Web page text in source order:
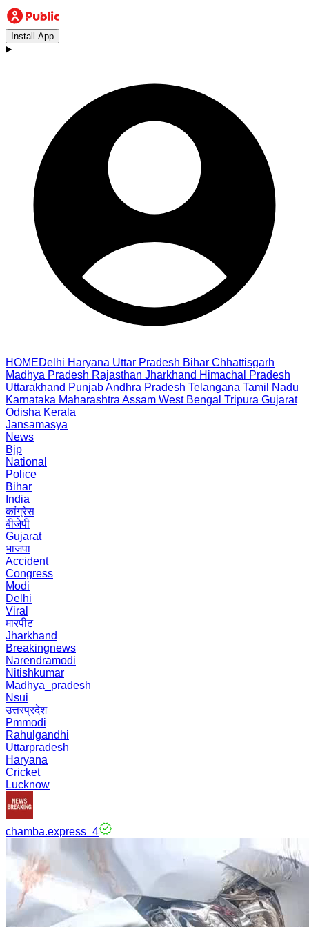
Install App
HOMEDelhi Haryana Uttar Pradesh Bihar Chhattisgarh
Madhya Pradesh Rajasthan Jharkhand Himachal Pradesh
Uttarakhand PunjabAndhra Pradesh Telangana Tamil Nadu
Karnataka Maharashtra Assam West Bengal Tripura Gujarat
Odisha Kerala
Jansamasya
News
Bjp
National
Police
Bihar
India
कांग्रेस
बीजेपी
Gujarat
भाजपा
Accident
Congress
Modi
Delhi
Viral
मारपीट
Jharkhand
Breakingnews
Narendramodi
Nitishkumar
Madhya_pradesh
Nsui
उत्तरप्रदेश
Pmmodi
Rahulgandhi
Uttarpradesh
Haryana
Cricket
Lucknow
chamba.express_4